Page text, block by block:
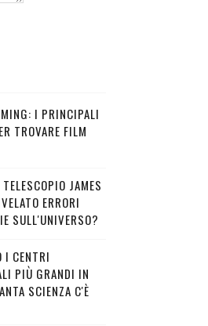
I PRINCIPALI
TROVARE FILM
JAMES
ERRORI
SULL'UNIVERSO?
I CENTRI
PIÙ GRANDI IN
SCIENZA C'È